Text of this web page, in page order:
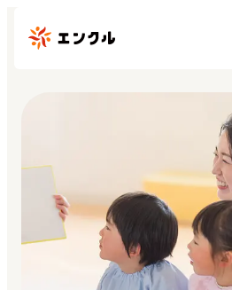
地図から探す
地域から探す
マイページ